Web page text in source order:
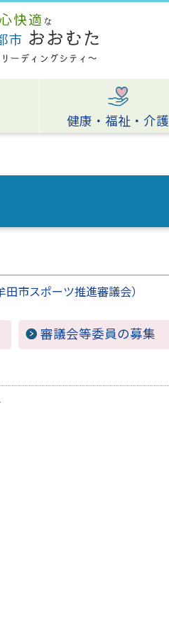
健康・福祉・介護
市スポーツ推進審議会）
審議会等委員の募集